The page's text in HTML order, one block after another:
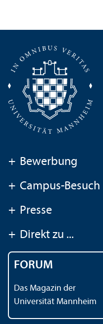
+ Bewerbung
+ Campus-Besuch
+ Presse
+ Direkt zu ...
FORUM
Das Magazin der
Universität Mannheim